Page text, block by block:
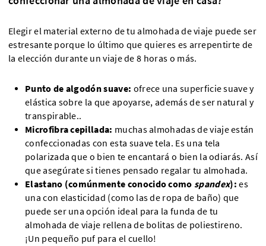
Elegir el material externo de tu almohada de viaje puede ser
estresante porque lo último que quieres es arrepentirte de
la elección durante un viaje de 8 horas o más.
Punto de algodón suave: ofrece una superficie suave y
elástica sobre la que apoyarse, además de ser natural y
transpirable..
Microfibra cepillada: muchas almohadas de viaje están
confeccionadas con esta suave tela. Es una tela
polarizada que o bien te encantará o bien la odiarás. Así
que asegúrate si tienes pensado regalar tu almohada.
Elastano (comúnmente conocido como spandex): es
una con elasticidad (como las de ropa de baño) que
puede ser una opción ideal para la funda de tu
almohada de viaje rellena de bolitas de poliestireno.
¡Un pequeño puf para el cuello!